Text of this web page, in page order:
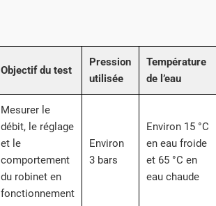
Objectif du test
Pression
utilisée
Température
de l’eau
Mesurer le
débit, le réglage
et le
comportement
du robinet en
fonctionnement
Environ
3 bars
Environ 15 °C
en eau froide
et 65 °C en
eau chaude